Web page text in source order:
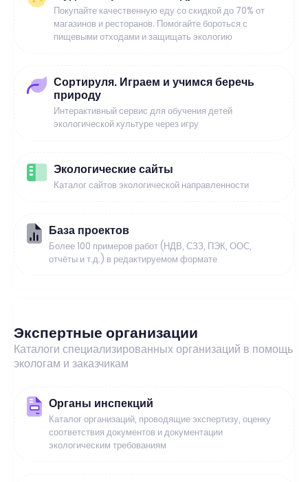
Покупайте качественную еду со скидкой до 70% от
магазинов и ресторанов. Помогайте бороться с
пищевыми отходами и защищать экологию
Сортируля. Играем и учимся беречь
природу
Интерактивный сервис для обучения детей
экологической культуре через игру
Экологические сайты
Каталог сайтов экологической направленности
База проектов
Более 100 примеров работ (НДВ, СЗЗ, ПЭК, ООС,
отчёты и т.д.) в редактируемом формате
Экспертные организации
Каталоги специализированных организаций в помощь
экологам и заказчикам
Органы инспекций
Каталог организаций, проводящие экспертизу, оценку
соответствия документов и документации
экологическим требованиям